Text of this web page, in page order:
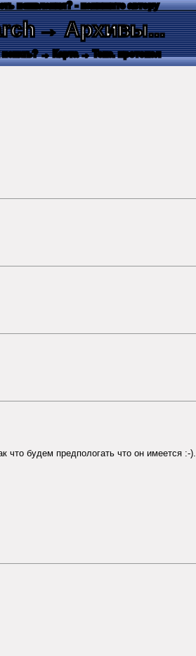
пожелания? - напишите автору
→ Архивы...
→ Карта → Текс. протокол
что будем предпологать что он имеется :-).